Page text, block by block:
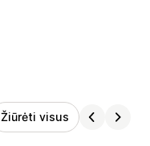
Žiūrėti visus